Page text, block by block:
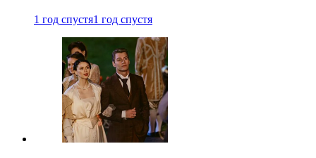
1 год спустя1 год спустя